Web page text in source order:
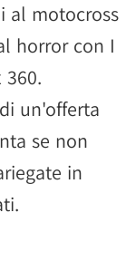
al motocross
horror con I
un'offerta
se non
in